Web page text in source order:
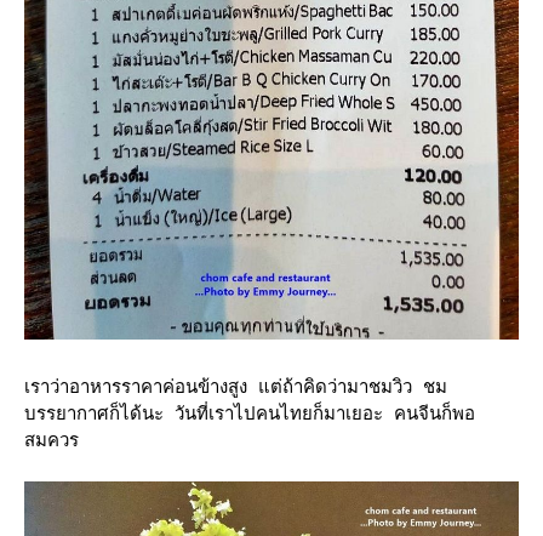
เราว่าอาหารราคาค่อนข้างสูง แต่ถ้าคิดว่ามาชมวิว ชม
บรรยากาศก็ได้นะ วันที่เราไปคนไทยก็มาเยอะ คนจีนก็พอ
สมควร